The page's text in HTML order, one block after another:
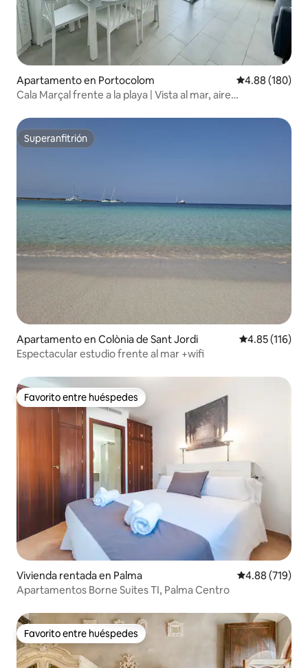
Apartamento en Portocolom Calificación
4.88 (180)
Cala Marçal frente a la playa | Vista al mar, aire
Superanfitrión
Superanfitrión
Apartamento en Colònia de Sant Jordi Calificación
4.85 (116)
Espectacular estudio frente al mar +wifi
Favorito entre huéspedes
Favorito entre huéspedes
Vivienda rentada en Palma Calificación
4.88 (719)
Apartamentos Borne Suites TI, Palma Centro
Favorito entre huéspedes
Favorito entre huéspedes